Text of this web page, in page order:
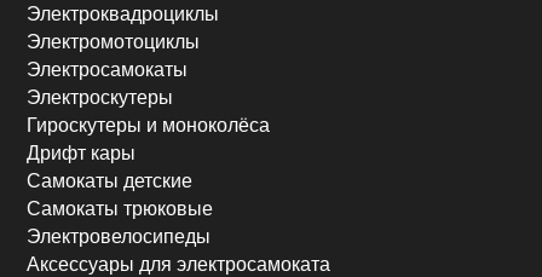
Электроквадроциклы
Электромотоциклы
Электросамокаты
Электроскутеры
Гироскутеры и моноколёса
Дрифт кары
Самокаты детские
Самокаты трюковые
Электровелосипеды
Аксессуары для электросамоката